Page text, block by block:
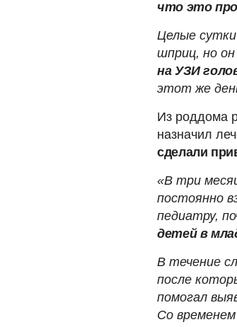
что это
Целые
шприц, но он
на УЗИ
этот же
Из роддома
назначил
сделали
«В три
постоянно
педиатру,
детей в
В течение
после
помогал
Со